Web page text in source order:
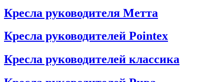
Кресла рyководителя Метта
Кресла руководителей Pointex
Кресла руководителей классика